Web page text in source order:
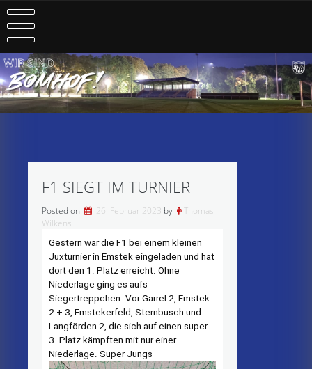
to
content
F1 SIEGT IM TURNIER
Posted on 26. Februar 2023 by
Thomas
Wilkens
Gestern war die F1 bei einem kleinen
Juxturnier in Emstek eingeladen und hat
dort den 1. Platz erreicht. Ohne
Niederlage ging es aufs
Siegertreppchen. Vor Garrel 2, Emstek
2 + 3, Emstekerfeld, Sternbusch und
Langförden 2, die sich auf einen super
3. Platz kämpften mit nur einer
Niederlage. Super Jungs